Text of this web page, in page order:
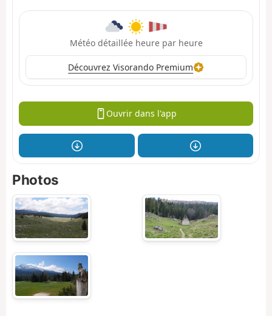
Météo détaillée heure par heure
Découvrez Visorando Premium
Ouvrir dans l'app
Photos